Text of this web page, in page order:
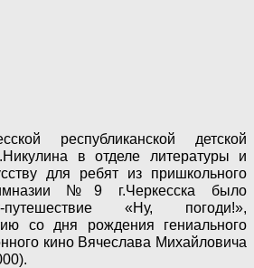
республиканской детской
в отделе литературы и
для ребят из пришкольного
№9 г.Черкесска было
путешествие «Ну, погоди!»,
со дня рождения гениального
кино Вячеслава Михайловича